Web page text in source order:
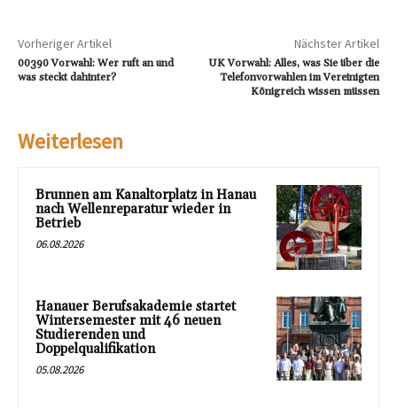
Vorheriger Artikel
00390 Vorwahl: Wer ruft an und
was steckt dahinter?
Nächster Artikel
UK Vorwahl: Alles, was Sie über die
Telefonvorwahlen im Vereinigten
Königreich wissen müssen
Weiterlesen
Brunnen am Kanaltorplatz in Hanau
nach Wellenreparatur wieder in
Betrieb
06.08.2026
Hanauer Berufsakademie startet
Wintersemester mit 46 neuen
Studierenden und
Doppelqualifikation
05.08.2026